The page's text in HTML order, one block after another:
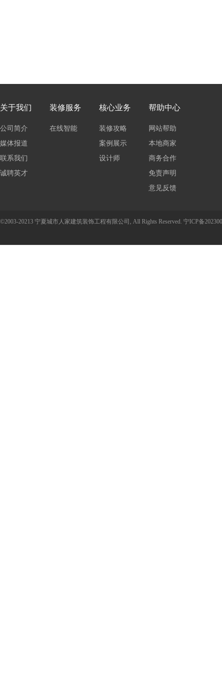
关于我们
公司简介
媒体报道
联系我们
诚聘英才
装修服务
在线智能
核心业务
装修攻略
案例展示
设计师
帮助中心
网站帮助
本地商家
商务合作
免责声明
意见反馈
©2003-20213 宁夏城市人家建筑装饰工程有限公司, All Rights Reserved. 宁ICP备